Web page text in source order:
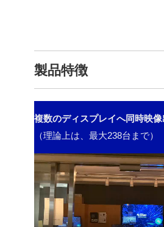
製品特徴
複数のディスプレイへ同時映
（理論上は、最大238台まで）